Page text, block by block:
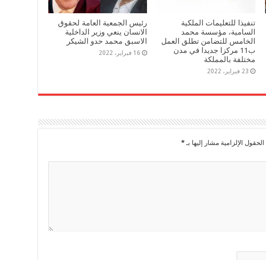
تنفيذا للتعليمات الملكية
السامية، مؤسسة محمد
الخامس للتضامن تطلق العمل
ب11 مركزا جديدا في مدن
مختلفة بالمملكة
23 فبراير، 2022
رئيس الجمعية العامة لحقوق
الانسان ينعي وزير الداخلية
الاسبق محمد حدو الشيكر
16 فبراير، 2022
الحقول الإلزامية مشار إليها بـ *